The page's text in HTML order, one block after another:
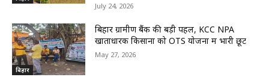
July 24, 2026
बिहार
बिहार ग्रामीण बैंक की बड़ी पहल, KCC NPA
खाताधारक किसानों को OTS योजना में भारी छूट
May 27, 2026